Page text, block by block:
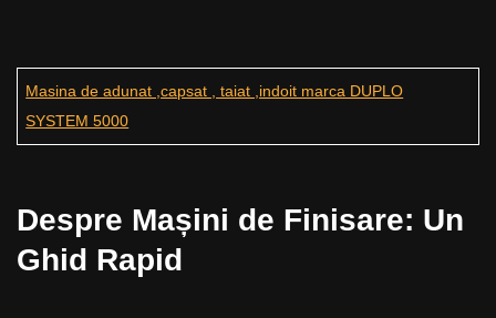
Masina de adunat ,capsat , taiat ,indoit marca DUPLO
SYSTEM 5000
Despre Mașini de Finisare: Un
Ghid Rapid